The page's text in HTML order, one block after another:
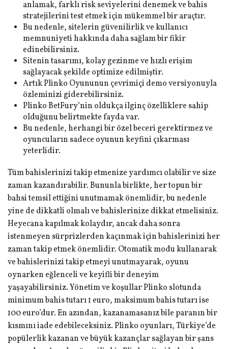
anlamak, farklı risk seviyelerini denemek ve bahis
stratejilerini test etmek için mükemmel bir araçtır.
Bu nedenle, sitelerin güvenilirlik ve kullanıcı
memnuniyeti hakkında daha sağlam bir fikir
edinebilirsiniz.
Sitenin tasarımı, kolay gezinme ve hızlı erişim
sağlayacak şekilde optimize edilmiştir.
Artık Plinko Oyununun çevrimiçi demo versiyonuyla
özleminizi giderebilirsiniz.
Plinko BetFury’nin oldukça ilginç özelliklere sahip
olduğunu belirtmekte fayda var.
Bu nedenle, herhangi bir özel beceri gerektirmez ve
oyuncuların sadece oyunun keyfini çıkarması
yeterlidir.
Tüm bahislerinizi takip etmenize yardımcı olabilir ve size
zaman kazandırabilir. Bununla birlikte, her topun bir
bahsi temsil ettiğini unutmamak önemlidir, bu nedenle
yine de dikkatli olmalı ve bahislerinize dikkat etmelisiniz.
Heyecana kapılmak kolaydır, ancak daha sonra
istenmeyen sürprizlerden kaçınmak için bahislerinizi her
zaman takip etmek önemlidir. Otomatik modu kullanarak
ve bahislerinizi takip etmeyi unutmayarak, oyunu
oynarken eğlenceli ve keyifli bir deneyim
yaşayabilirsiniz. Yönetim ve koşullar Plinko slotunda
minimum bahis tutarı 1 euro, maksimum bahis tutarı ise
100 euro’dur. En azından, kazanamasanız bile paranın bir
kısmını iade edebileceksiniz. Plinko oyunları, Türkiye’de
popülerlik kazanan ve büyük kazançlar sağlayan bir şans